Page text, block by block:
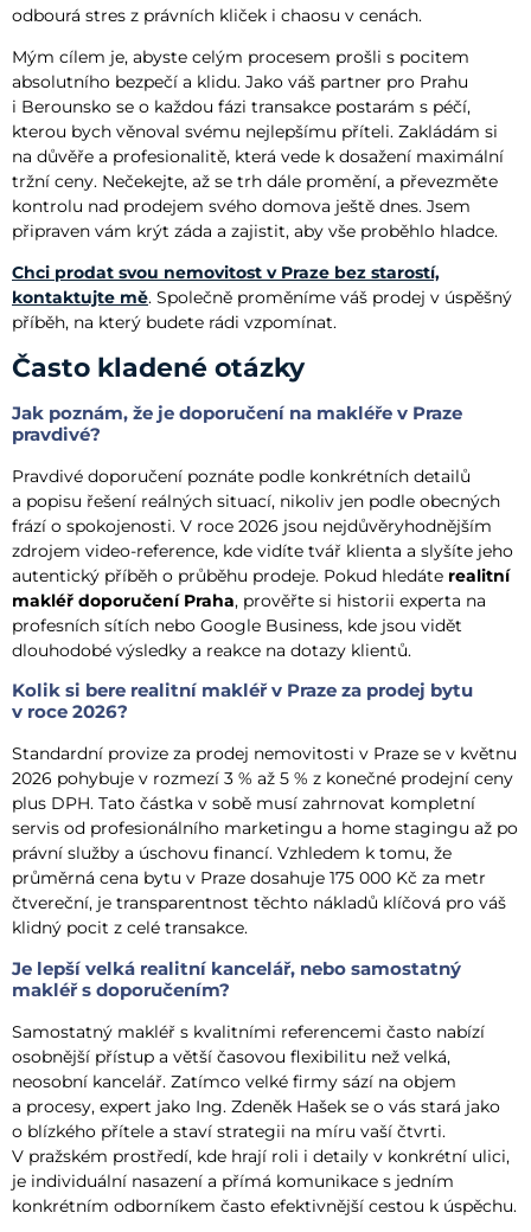
odbourá stres z právních kliček i chaosu v cenách.
Mým cílem je, abyste celým procesem prošli s pocitem
absolutního bezpečí a klidu. Jako váš partner pro Prahu
i Berounsko se o každou fázi transakce postarám s péčí,
kterou bych věnoval svému nejlepšímu příteli. Zakládám si
na důvěře a profesionalitě, která vede k dosažení maximální
tržní ceny. Nečekejte, až se trh dále promění, a převezměte
kontrolu nad prodejem svého domova ještě dnes. Jsem
připraven vám krýt záda a zajistit, aby vše proběhlo hladce.
Chci prodat svou nemovitost v Praze bez starostí,
kontaktujte mě. Společně proměníme váš prodej v úspěšný
příběh, na který budete rádi vzpomínat.
Často kladené otázky
Jak poznám, že je doporučení na makléře v Praze
pravdivé?
Pravdivé doporučení poznáte podle konkrétních detailů
a popisu řešení reálných situací, nikoliv jen podle obecných
frází o spokojenosti. V roce 2026 jsou nejdůvěryhodnějším
zdrojem video-reference, kde vidíte tvář klienta a slyšíte jeho
autentický příběh o průběhu prodeje. Pokud hledáte realitní
makléř doporučení Praha, prověřte si historii experta na
profesních sítích nebo Google Business, kde jsou vidět
dlouhodobé výsledky a reakce na dotazy klientů.
Kolik si bere realitní makléř v Praze za prodej bytu
v roce 2026?
Standardní provize za prodej nemovitosti v Praze se v květnu
2026 pohybuje v rozmezí 3 % až 5 % z konečné prodejní ceny
plus DPH. Tato částka v sobě musí zahrnovat kompletní
servis od profesionálního marketingu a home stagingu až po
právní služby a úschovu financí. Vzhledem k tomu, že
průměrná cena bytu v Praze dosahuje 175 000 Kč za metr
čtvereční, je transparentnost těchto nákladů klíčová pro váš
klidný pocit z celé transakce.
Je lepší velká realitní kancelář, nebo samostatný
makléř s doporučením?
Samostatný makléř s kvalitními referencemi často nabízí
osobnější přístup a větší časovou flexibilitu než velká,
neosobní kancelář. Zatímco velké firmy sází na objem
a procesy, expert jako Ing. Zdeněk Hašek se o vás stará jako
o blízkého přítele a staví strategii na míru vaší čtvrti.
V pražském prostředí, kde hrají roli i detaily v konkrétní ulici,
je individuální nasazení a přímá komunikace s jedním
konkrétním odborníkem často efektivnější cestou k úspěchu.